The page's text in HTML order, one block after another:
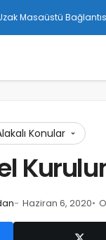
Masaüstü
Konular
Haziran 6, 2020